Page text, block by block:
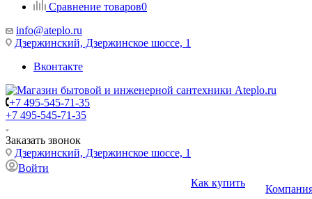
Сравнение товаров0
info@ateplo.ru
Дзержинский, Дзержинское шоссе, 1
Вконтакте
+7 495-545-71-35
+7 495-545-71-35
Заказать звонок
Дзержинский, Дзержинское шоссе, 1
Войти
Как купить